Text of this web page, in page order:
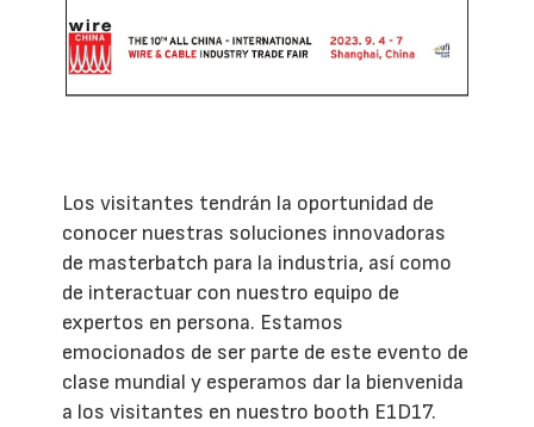
Los visitantes tendrán la oportunidad de
conocer nuestras soluciones innovadoras
de masterbatch para la industria, así como
de interactuar con nuestro equipo de
expertos en persona. Estamos
emocionados de ser parte de este evento de
clase mundial y esperamos dar la bienvenida
a los visitantes en nuestro booth E1D17.